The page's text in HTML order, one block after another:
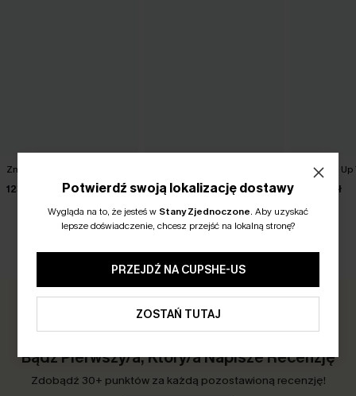
Zmiana tempa Niebieski Top
123,00 zł 123,00 zł
Top Layer
123,00 zł
OPINIE KLIENTÓW
0.0
Bądź Pierwszy/a, Który/a Napisze Recenzję
Zdobądź 30+ punktów za każdą pozostawioną recenzję!
Potwierdź swoją lokalizację dostawy
Wygląda na to, że jesteś w Stany Zjednoczone. Aby uzyskać
lepsze doświadczenie, chcesz przejść na lokalną stronę?
PRZEJDŹ NA CUPSHE-US
ZOSTAŃ TUTAJ